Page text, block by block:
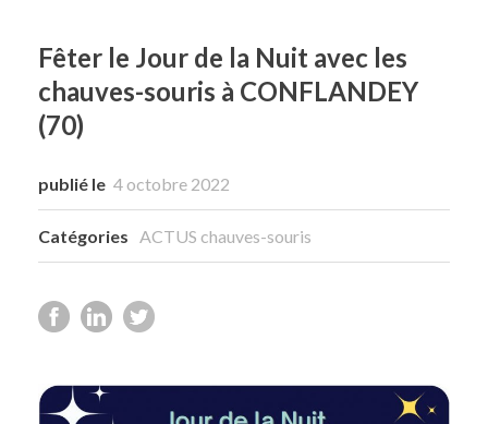
Fêter le Jour de la Nuit avec les
chauves-souris à CONFLANDEY
(70)
publié le 4 octobre 2022
Catégories ACTUS chauves-souris